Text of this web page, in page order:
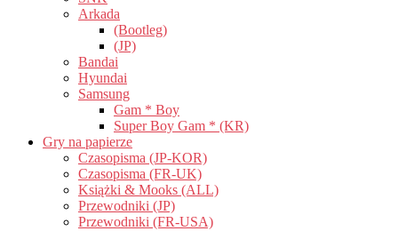
Arkada
(Bootleg)
(JP)
Bandai
Hyundai
Samsung
Gam * Boy
Super Boy Gam * (KR)
Gry na papierze
Czasopisma (JP-KOR)
Czasopisma (FR-UK)
Książki & Mooks (ALL)
Przewodniki (JP)
Przewodniki (FR-USA)